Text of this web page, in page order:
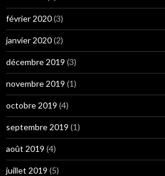
février 2020(3)
janvier 2020(2)
décembre 2019 (3)
novembre 2019 (1)
octobre 2019 (4)
septembre 2019 (1)
août 2019 (4)
juillet 2019 (5)